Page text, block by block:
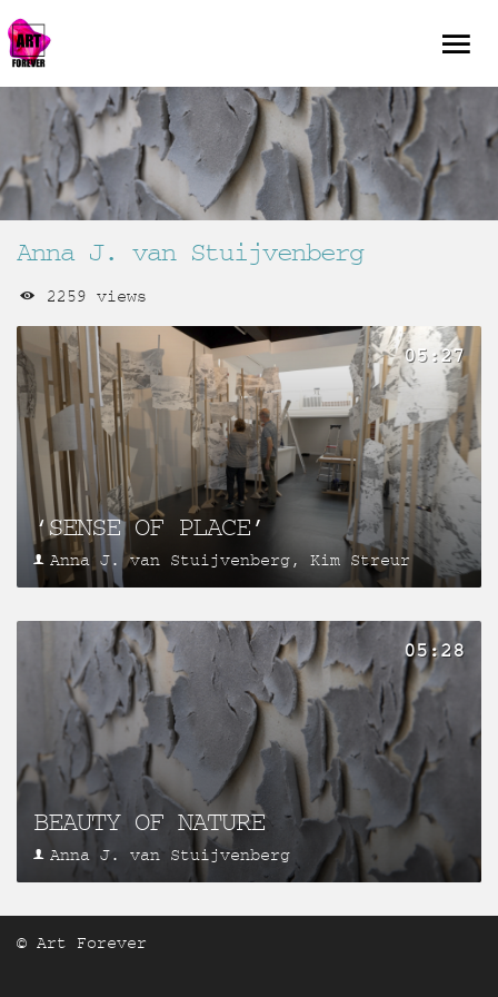
Anna J. van Stuijvenberg
2259 views
‘SENSE OF PLACE’
Anna J. van Stuijvenberg, Kim Streur
05:27
BEAUTY OF NATURE
Anna J. van Stuijvenberg
05:28
© Art Forever